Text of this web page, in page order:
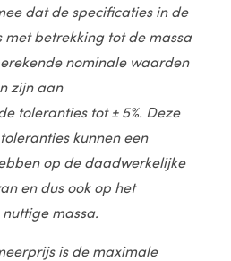
dat de specificaties in de
met betrekking tot de massa
nominale waarden
zijn aan
toleranties tot ± 5%. Deze
kunnen een
op de daadwerkelijke
en dus ook op het
massa.
is de maximale